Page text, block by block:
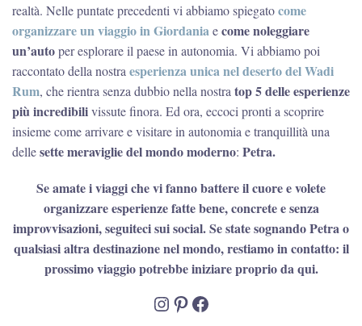
e
cosa
realtà. Nelle puntate precedenti vi abbiamo spiegatocome
organizzare un viaggio in Giordaniaecome noleggiare
un’autoper esplorare il paese in autonomia. Vi abbiamo poi
raccontato della nostra esperienza unica nel deserto del Wadi
Rum, che rientra senza dubbio nella nostra top 5 delle esperienze
più incredibilivissute finora. Ed ora, eccoci pronti a scoprire
insieme come arrivare e visitare in autonomia e tranquillità una
dellesette meraviglie del mondo moderno: Petra.
Se amate i viaggi che vi fanno battere il cuore e volete
organizzare esperienze fatte bene, concrete e senza
improvvisazioni, seguiteci sui social. Se state sognando Petra o
qualsiasi altra destinazione nel mondo, restiamo in contatto: il
prossimo viaggio potrebbe iniziare proprio da qui.
Instagram
Pinterest
Facebook